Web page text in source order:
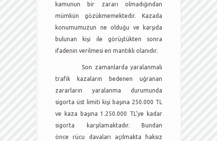
kamunun bir zararı olmadığından
mümkün gözükmemektedir. Kazada
konumumuzun ne olduğu ve karşıda
bulunan kişi ile görüştükten sonra
ifadenin verilmesi en mantıklı olanıdır.
Son zamanlarda yaralanmalı
trafik kazaların bedenen uğranan
zararların yaralanma durumunda
sigorta üst limiti kişi başına 250.000 TL
ve kaza başına 1.250.000 TL’ye kadar
sigorta karşılamaktadır. Bundan
önce rücu davaları açılmakta haksız